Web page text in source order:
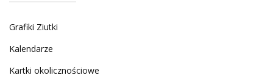
Grafiki Ziutki
Kalendarze
Kartki okolicznościowe